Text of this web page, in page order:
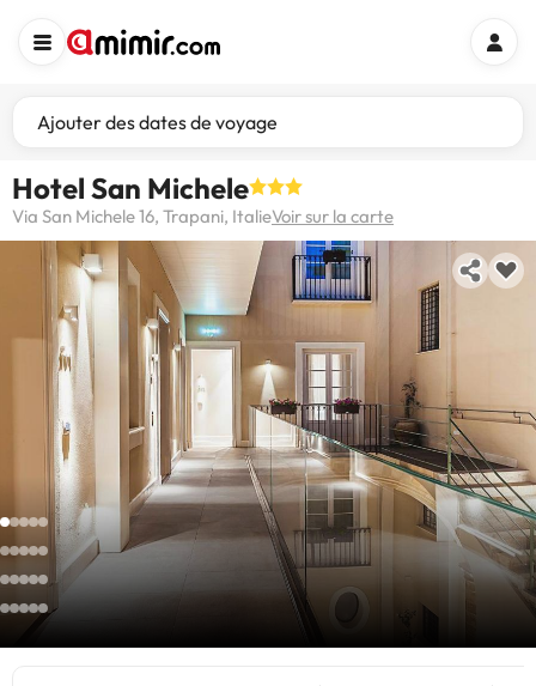
Ajouter des dates de voyage
Hotel San Michele
Via San Michele 16, Trapani, ItalieVoir sur la carte